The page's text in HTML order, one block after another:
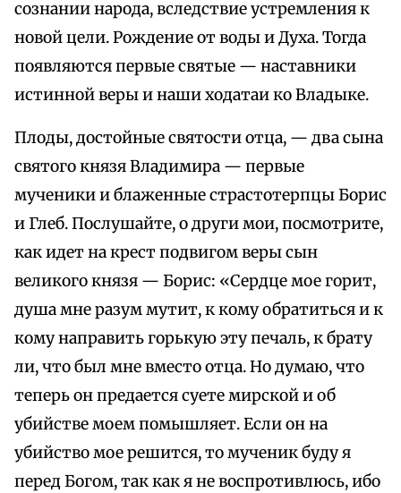
сознании народа, вследствие устремления к
новой цели. Рождение от воды и Духа. Тогда
появляются первые святые — наставники
истинной веры и наши ходатаи ко Владыке.
Плоды, достойные святости отца, — два сына
святого князя Владимира — первые
мученики и блаженные страстотерпцы Борис
и Глеб. Послушайте, о други мои, посмотрите,
как идет на крест подвигом веры сын
великого князя — Борис: «Сердце мое горит,
душа мне разум мутит, к кому обратиться и к
кому направить горькую эту печаль, к брату
ли, что был мне вместо отца. Но думаю, что
теперь он предается суете мирской и об
убийстве моем помышляет. Если он на
убийство мое решится, то мученик буду я
перед Богом, так как я не воспротивлюсь, ибо